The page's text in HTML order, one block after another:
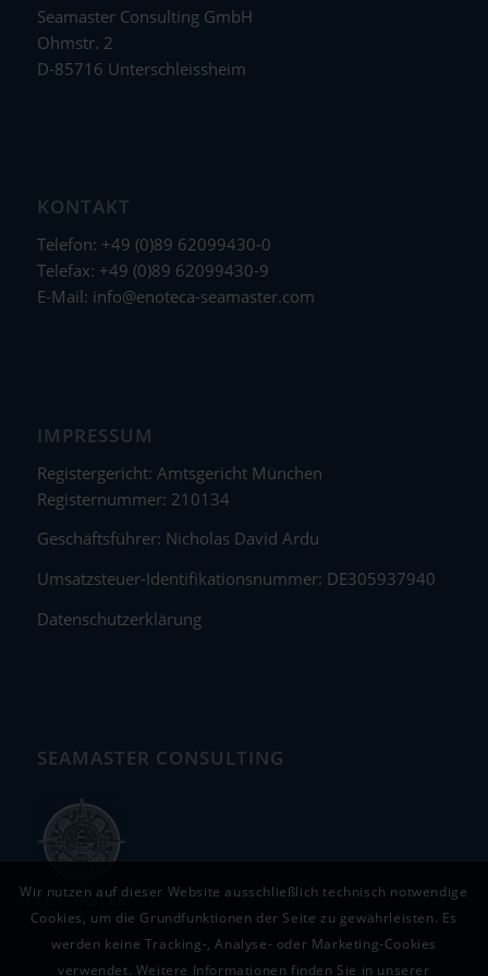
Seamaster Consulting GmbH
Ohmstr. 2
D-85716 Unterschleissheim
KONTAKT
Telefon: +49 (0)89 62099430-0
Telefax: +49 (0)89 62099430-9
E-Mail: info@enoteca-seamaster.com
IMPRESSUM
Registergericht: Amtsgericht München
Registernummer: 210134
Geschäftsführer: Nicholas David Ardu
Umsatzsteuer-Identifikationsnummer: DE305937940
Datenschutzerklärung
SEAMASTER CONSULTING
Wir nutzen auf dieser Website ausschließlich technisch notwendige
Cookies, um die Grundfunktionen der Seite zu gewährleisten. Es
werden keine Tracking-, Analyse- oder Marketing-Cookies
verwendet. Weitere Informationen finden Sie in unserer